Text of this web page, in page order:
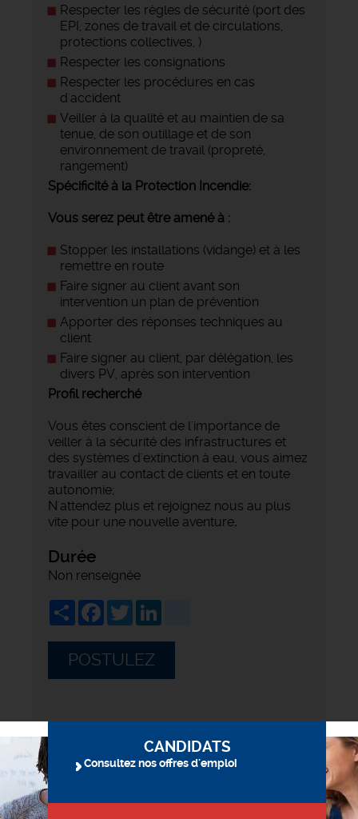
Respecter les règles de sécurité (port des
EPI, zones de travail et de circulations,
protections collectives, )
Respecter les consignations
Respecter les procédures en cas
d'accident
Veiller à la qualité et au maintien de sa
tenue, de son outillage et de son
environnement de travail (propreté,
rangement)
Spécificité à la Protection Incendie:
Vous serez peut être amené à :
Stopper les installations (vidange) et à les
remettre en route
Faire signer au client avant son
intervention un plan de prévention
Apporter des réponses techniques au
client
Faire signer au client, par délégation, les
divers PV, après son intervention
Profil recherché
Vous êtes conscient de l'importance de
veiller à la sécurité des infrastructures et
des systèmes d'extinction à eau, vous aimez
travailler au contact de clients et en toute
autonomie;
N'attendez plus et rejoignez nous au plus
vite pour une nouvelle aventure.
Durée
Non renseignée
ShareFacebook
Twitter
POSTULEZ
CANDIDATS
Consultez nos offres d'emploi